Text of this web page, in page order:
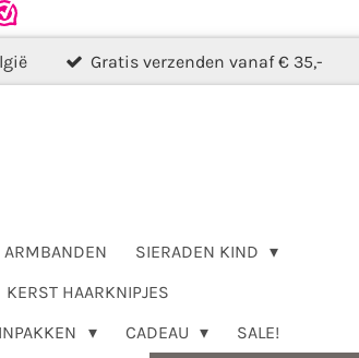
Gratis verzenden vanaf € 35,-
ARMBANDEN
SIERADEN KIND
KERST HAARKNIPJES
INPAKKEN CADEAU
SALE!